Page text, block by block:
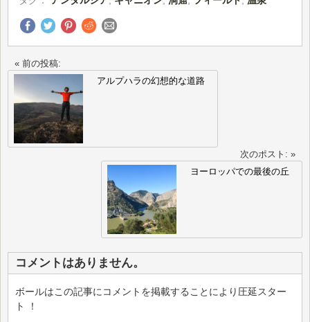
« 前の投稿:
アルプハラの幻想的な道路
次のポスト: »
ヨーロッパでの最後の丘
コメントはありません。
ボールはこの記事にコメントを掲載することにより圧延スター
ト ！